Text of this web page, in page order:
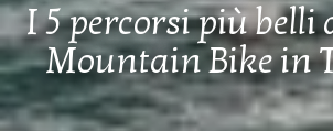
I 5 percorsi più belli
Mountain Bike in